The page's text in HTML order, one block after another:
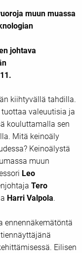
muun muassa
johtava
kiihtyvällä tahdilla.
valeuutisia ja
kouluttamalla sen
Mitä keinoäly
Keinoälystä
muun
Leo
Tero
Harri Valpola.
ennennäkemätöntä
Eilisen